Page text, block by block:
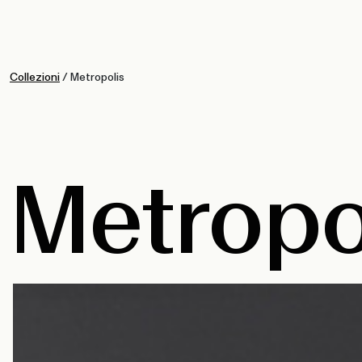
Collezioni/Metropolis